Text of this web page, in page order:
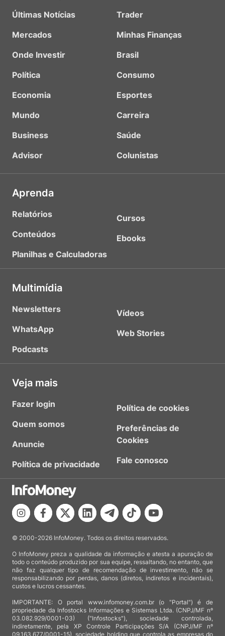
Últimas Notícias
Mercados
Onde Investir
Política
Economia
Mundo
Business
Advisor
Trader
Minhas Finanças
Brasil
Consumo
Esportes
Carreira
Saúde
Colunistas
Aprenda
Relatórios
Conteúdos
Planilhas e Calculadoras
Cursos
Ebooks
Multimídia
Newsletters
WhatsApp
Podcasts
Vídeos
Web Stories
Veja mais
Fazer login
Quem somos
Anuncie
Política de privacidade
Política de cookies
Preferências de
Cookies
Fale conosco
© 2000-2026 InfoMoney. Todos os direitos reservados.
O InfoMoney preza a qualidade da informação e atesta a apuração de
todo o conteúdo produzido por sua equipe, ressaltando, no entanto, que
não faz qualquer tipo de recomendação de investimento, não se
responsabilizando por perdas, danos (diretos, indiretos e incidentais),
custos e lucros cessantes.
IMPORTANTE: O portal www.infomoney.com.br (o "Portal") é de
propriedade da Infostocks Informações e Sistemas Ltda. (CNPJ/MF nº
03.082.929/0001-03) ("Infostocks"), sociedade controlada,
indiretamente, pela XP Controle Participações S/A (CNPJ/MF nº
09.163.677/0001-15), sociedade holding que controla as empresas do